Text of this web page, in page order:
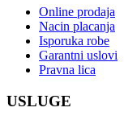
Online prodaja
Nacin placanja
Isporuka robe
Garantni uslovi
Pravna lica
USLUGE